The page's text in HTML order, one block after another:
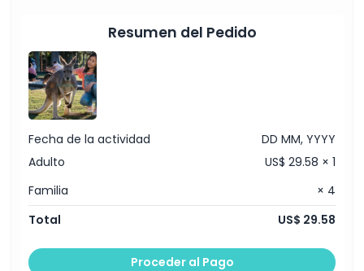
No Adecuado Para
Horario de Apertura
Política de Cancelación
Resumen del Pedido
Fecha de la actividad
DD MM, YYYY
Adulto
US$ 29.58 × 1
Familia
× 4
Total
US$ 29.58
Proceder al Pago